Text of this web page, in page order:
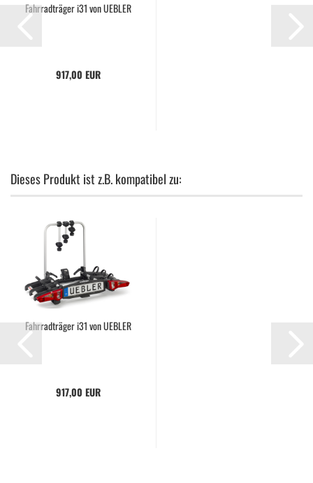
Fahrradträger i31 von UEBLER
917,00 EUR
Dieses Produkt ist z.B. kompatibel zu:
Fahrradträger i31 von UEBLER
917,00 EUR